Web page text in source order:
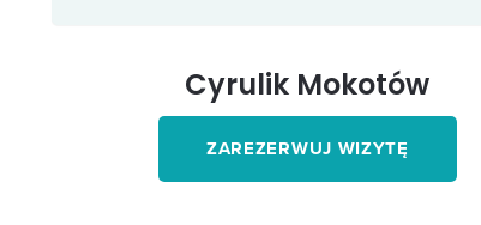
Cyrulik Mokotów
ZAREZERWUJ WIZYTĘ